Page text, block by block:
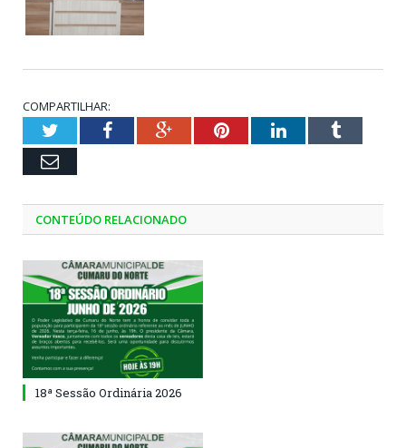
COMPARTILHAR:
TwitterFacebookGoogle+PinterestLinkedInTumblr
Email
CONTEÚDO RELACIONADO
18ª Sessão Ordinária 2026